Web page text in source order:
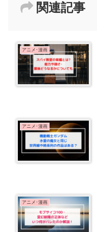
関連記事
アニメ･漫画
アニメ･漫画
アニメ･漫画